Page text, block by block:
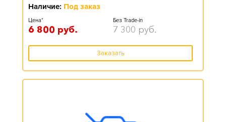
Наличие: Под заказ
Цена*
6 800 руб.
Без Trade-in
7 300 руб.
Заказать